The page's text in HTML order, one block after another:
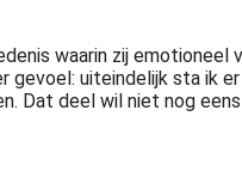
waarin zij emotioneel
uiteindelijk sta ik er
Dat deel wil niet nog